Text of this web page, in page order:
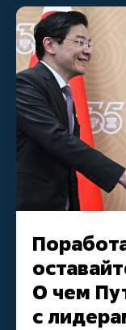
О чем
с